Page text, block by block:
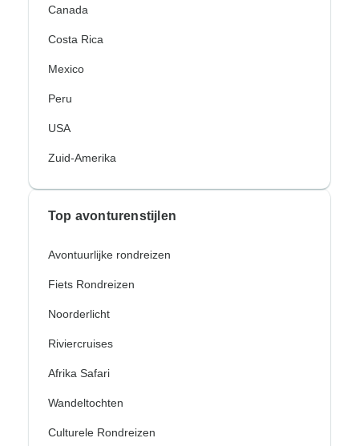
Canada
Costa Rica
Mexico
Peru
USA
Zuid-Amerika
Top avonturenstijlen
Avontuurlijke rondreizen
Fiets Rondreizen
Noorderlicht
Riviercruises
Afrika Safari
Wandeltochten
Culturele Rondreizen